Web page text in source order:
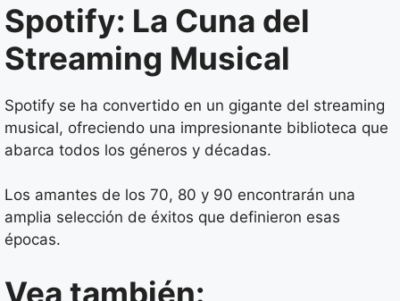
Spotify: La Cuna del
Streaming Musical
Spotify se ha convertido en un gigante del streaming
musical, ofreciendo una impresionante biblioteca que
abarca todos los géneros y décadas.
Los amantes de los 70, 80 y 90 encontrarán una
amplia selección de éxitos que definieron esas
épocas.
Vea también: